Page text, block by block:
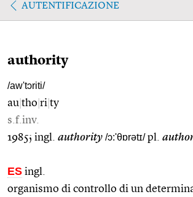
AUTENTIFICAZIONE
authority
/aw'tɔriti/
au tho ri ty
s.f.inv.
1985; ingl. authority /ɔ:'θɒrətɪ/pl.
ES ingl.
organismo di controllo di un